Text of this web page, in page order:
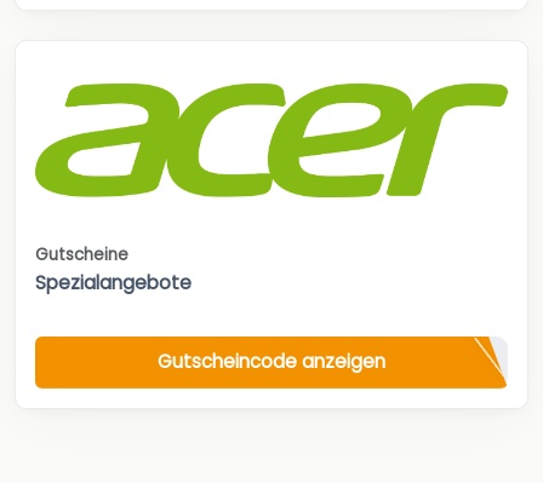
Gutscheine
Spezialangebote
Gutscheincode anzeigen